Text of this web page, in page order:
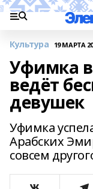
Культура 19 МАРТА
Уфимка
ведёт
девушек
Уфимка
Арабских
совсем